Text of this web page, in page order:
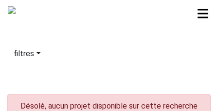
filtres
Désolé, aucun projet disponible sur cette recherche